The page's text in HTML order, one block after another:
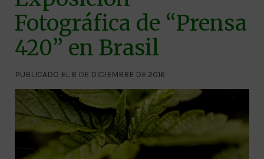
Fotográfica de “Prensa
420” en Brasil
PUBLICADO EL 8 DE DICIEMBRE DE 2016